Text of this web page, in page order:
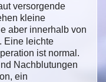
versorgende
kleine
aber innerhalb von
Eine leichte
ist normal.
Nachblutungen
ein